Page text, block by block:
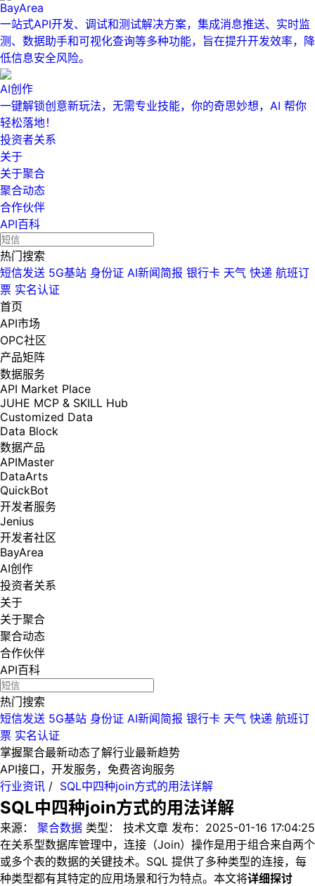
BayArea
一站式API开发、调试和测试解决方案，集成消息推送、实时监
测、数据助手和可视化查询等多种功能，旨在提升开发效率，降
低信息安全风险。
AI创作
一键解锁创意新玩法，无需专业技能，你的奇思妙想，AI 帮你
轻松落地！
投资者关系
关于
关于聚合
聚合动态
合作伙伴
API百科
热门搜索
短信发送 5G基站 身份证 AI新闻简报 银行卡 天气 快递 航班订
票 实名认证
首页
API市场
OPC社区
产品矩阵
数据服务
API Market Place
JUHE MCP & SKILL Hub
Customized Data
Data Block
数据产品
APIMaster
DataArts
QuickBot
开发者服务
Jenius
开发者社区
BayArea
AI创作
投资者关系
关于
关于聚合
聚合动态
合作伙伴
API百科
热门搜索
短信发送 5G基站 身份证 AI新闻简报 银行卡 天气 快递 航班订
票 实名认证
掌握聚合最新动态了解行业最新趋势
API接口，开发服务，免费咨询服务
行业资讯 / SQL中四种join方式的用法详解
SQL中四种join方式的用法详解
来源： 聚合数据 类型： 技术文章 发布： 2025-01-16 17:04:25
在关系型数据库管理中，连接（Join）操作是用于组合来自两个
或多个表的数据的关键技术。SQL 提供了多种类型的连接，每
种类型都有其特定的应用场景和行为特点。本文将详细探讨